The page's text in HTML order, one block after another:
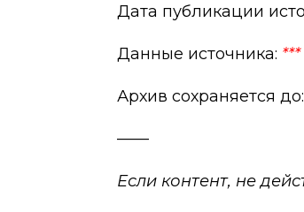
Дата публикации
Данные источника: ***
Архив сохраняется
——
Если контент, не